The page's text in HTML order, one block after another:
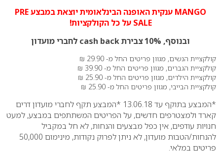
MANGO ענקית האופנה הבינלאומית יוצאת במבצע PRE
SALE על כל הקולקציות!
ובנוסף, 10% צבירת cash back לחברי מועדון
קולקציית הנשים, מגוון פריטים החל מ- 29.90 ₪
קולקציית הגברים, מגוון פריטים החל מ- 39.90 ₪
קולקציית הילדים, מגוון פריטים החל מ- 25.90 ₪
קולקציית הבייבי, מגוון פריטים החל מ- 25.90 ₪
*המבצע בתוקף עד 13.06.18
*המבצע תקף לחברי מועדון דרים
קארד ולמצטרפים חדשים, על הפריטים המשתתפים במבצע, למעט
חנויות עודפים, אין כפל מבצעים והנחות, לא חל במקביל
להנחות/הטבות מועדון, לא ניתן לפרוק נקודות, מינימום 50,000
פריטים במלאי.